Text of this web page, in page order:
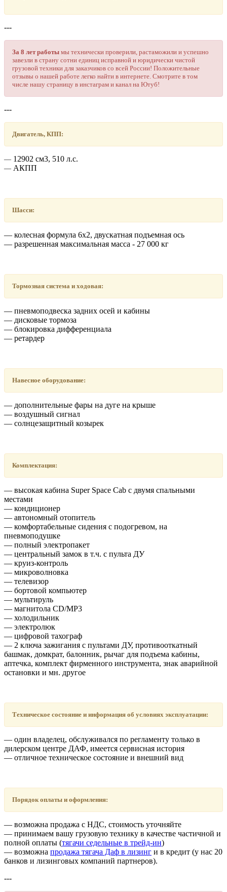
---
За 8 лет работы мы технически проверили, растаможили и успешно
завезли в страну сотни единиц исправной и юридически чистой
грузовой техники для заказчиков со всей России! Положительные
отзывы о нашей работе легко найти в интернете. Смотрите в том
числе нашу страницу в инстаграм и канал на Ютуб!
---
Двигатель, КПП:
― 12902 см3, 510 л.с.
― АКПП
Шасси:
― колесная формула 6х2, двускатная подъемная ось
― разрешенная максимальная масса - 27 000 кг
Тормозная система и ходовая:
― пневмоподвеска задних осей и кабины
― дисковые тормоза
― блокировка дифференциала
― ретардер
Навесное оборудование:
― дополнительные фары на дуге на крыше
― воздушный сигнал
― солнцезащитный козырек
Комплектация:
― высокая кабина Super Space Cab с двумя спальными
местами
― кондиционер
― автономный отопитель
― комфортабельные сидения с подогревом, на
пневмоподушке
― полный электропакет
― центральный замок в т.ч. с пульта ДУ
― круиз-контроль
― микроволновка
― телевизор
― бортовой компьютер
― мультируль
― магнитола CD/MP3
― холодильник
― электролюк
― цифровой тахограф
― 2 ключа зажигания с пультами ДУ, противооткатный
башмак, домкрат, балонник, рычаг для подъема кабины,
аптечка, комплект фирменного инструмента, знак аварийной
остановки и мн. другое
Техническое состояние и информация об условиях эксплуатации:
― один владелец, обслуживался по регламенту только в
дилерском центре ДАФ, имеется сервисная история
― отличное техническое состояние и внешний вид
Порядок оплаты и оформления:
― возможна продажа с НДС, стоимость уточняйте
― принимаем вашу грузовую технику в качестве частичной и
полной оплаты (тягачи седельные в трейд-ин)
― возможна продажа тягача Даф в лизинг и в кредит (у нас 20
банков и лизинговых компаний партнеров).
---